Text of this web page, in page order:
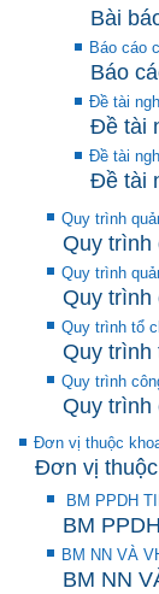
Bài
Báo cáo
Báo
Đề tài
Đề tài
Đề tài
Đề tài
Quy trình
Quy trình
Quy trình
Quy trình
Quy trình tổ
Quy trình
Quy trình
Quy trình
Đơn vị thuộc
Đơn vị
BM PPDH
BM
BM NN VÀ
BM NN